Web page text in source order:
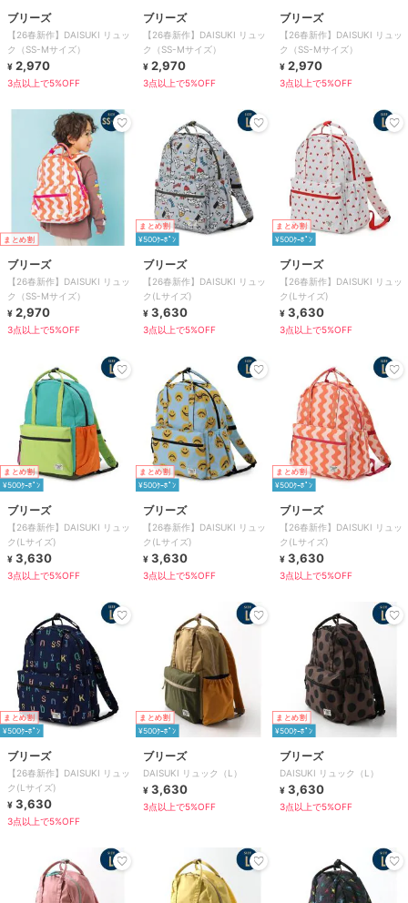
ブリーズ
【26春新作】DAISUKI リュッ
ク（SS-Mサイズ）
¥ 2,970
3点以上で5%OFF
ブリーズ
【26春新作】DAISUKI リュッ
ク（SS-Mサイズ）
¥ 2,970
3点以上で5%OFF
ブリーズ
【26春新作】DAISUKI リュッ
ク（SS-Mサイズ）
¥ 2,970
3点以上で5%OFF
まとめ割
ブリーズ
【26春新作】DAISUKI リュッ
ク（SS-Mサイズ）
¥ 2,970
3点以上で5%OFF
まとめ割
¥500ｸｰﾎﾟﾝ
ブリーズ
【26春新作】DAISUKI リュッ
ク(Lサイズ)
¥ 3,630
3点以上で5%OFF
まとめ割
¥500ｸｰﾎﾟﾝ
ブリーズ
【26春新作】DAISUKI リュッ
ク(Lサイズ)
¥ 3,630
3点以上で5%OFF
まとめ割
¥500ｸｰﾎﾟﾝ
ブリーズ
【26春新作】DAISUKI リュッ
ク(Lサイズ)
¥ 3,630
3点以上で5%OFF
まとめ割
¥500ｸｰﾎﾟﾝ
ブリーズ
【26春新作】DAISUKI リュッ
ク(Lサイズ)
¥ 3,630
3点以上で5%OFF
まとめ割
¥500ｸｰﾎﾟﾝ
ブリーズ
【26春新作】DAISUKI リュッ
ク(Lサイズ)
¥ 3,630
3点以上で5%OFF
まとめ割
¥500ｸｰﾎﾟﾝ
ブリーズ
【26春新作】DAISUKI リュッ
ク(Lサイズ)
¥ 3,630
3点以上で5%OFF
まとめ割
¥500ｸｰﾎﾟﾝ
ブリーズ
DAISUKI リュック（L）
¥ 3,630
3点以上で5%OFF
まとめ割
¥500ｸｰﾎﾟﾝ
ブリーズ
DAISUKI リュック（L）
¥ 3,630
3点以上で5%OFF